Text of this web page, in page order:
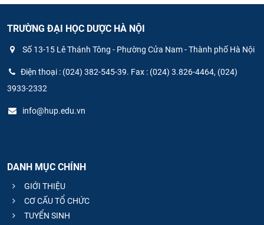
TRƯỜNG ĐẠI HỌC DƯỢC HÀ NỘI
Số 13-15 Lê Thánh Tông - Phường Cửa Nam - Thành phố Hà Nội
Điện thoại : (024) 382-545-39. Fax : (024) 3.826-4464, (024)
3933-2332
info@hup.edu.vn
DANH MỤC CHÍNH
GIỚI THIỆU
CƠ CẤU TỔ CHỨC
TUYỂN SINH